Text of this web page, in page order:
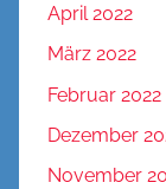
April 2022
März 2022
Februar 2022
Dezember
November